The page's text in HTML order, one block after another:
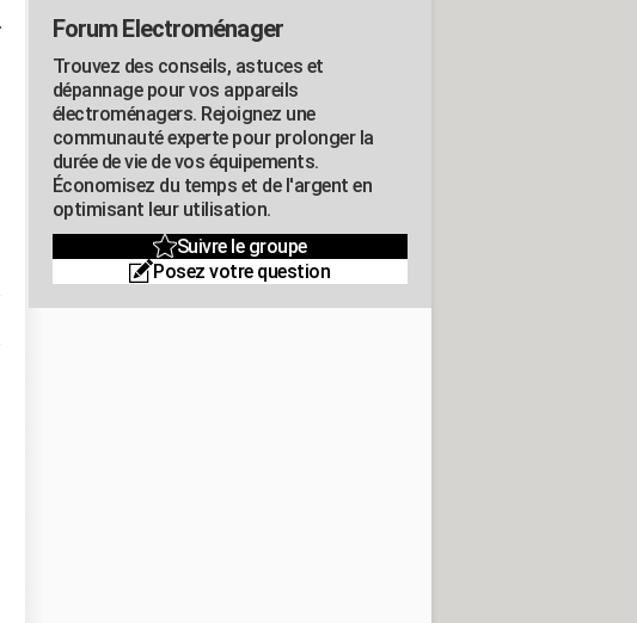
Forum Electroménager
Trouvez des conseils, astuces et
dépannage pour vos appareils
électroménagers. Rejoignez une
communauté experte pour prolonger la
durée de vie de vos équipements.
Économisez du temps et de l'argent en
optimisant leur utilisation.
Suivre le groupe
Posez votre question